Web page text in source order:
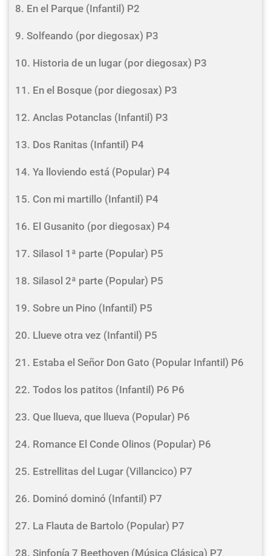
8. En el Parque (Infantil) P2
9. Solfeando (por diegosax) P3
10. Historia de un lugar (por diegosax) P3
11. En el Bosque (por diegosax) P3
12. Anclas Potanclas (Infantil) P3
13. Dos Ranitas (Infantil) P4
14. Ya lloviendo está (Popular) P4
15. Con mi martillo (Infantil) P4
16. El Gusanito (por diegosax) P4
17. Silasol 1ª parte (Popular) P5
18. Silasol 2ª parte (Popular) P5
19. Sobre un Pino (Infantil) P5
20. Llueve otra vez (Infantil) P5
21. Estaba el Señor Don Gato (Popular Infantil) P6
22. Todos los patitos (Infantil) P6 P6
23. Que llueva, que llueva (Popular) P6
24. Romance El Conde Olinos (Popular) P6
25. Estrellitas del Lugar (Villancico) P7
26. Dominó dominó (Infantil) P7
27. La Flauta de Bartolo (Popular) P7
28. Sinfonía 7 Beethoven (Música Clásica) P7